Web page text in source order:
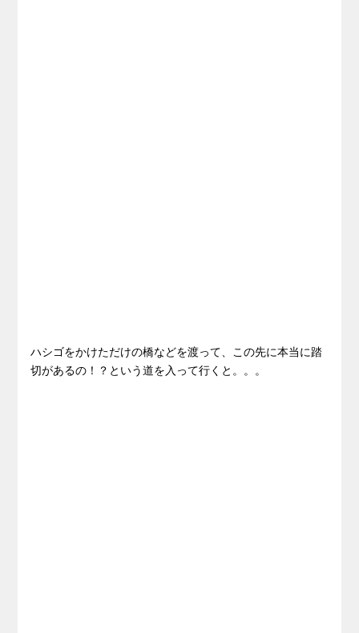
ハシゴをかけただけの橋などを渡って、この先に本当に踏
切があるの！？という道を入って行くと。。。